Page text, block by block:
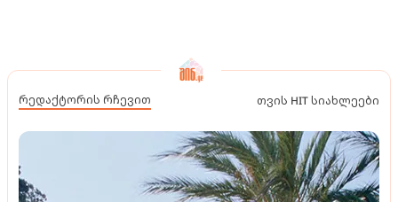
რედაქტორის რჩევით თვის HIT სიახლეები